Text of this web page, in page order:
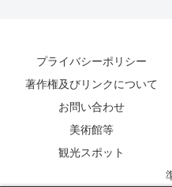
プライバシーポリシー
著作権及びリンクについて
お問い合わせ
美術館等
観光スポット